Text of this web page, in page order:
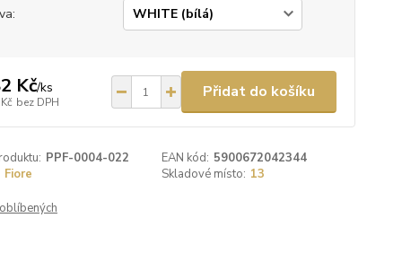
Kč/ks
bez DPH
Přidat do košíku
PPF-0004-022 EAN kód: 5900672042344
Fiore Skladové místo: 13